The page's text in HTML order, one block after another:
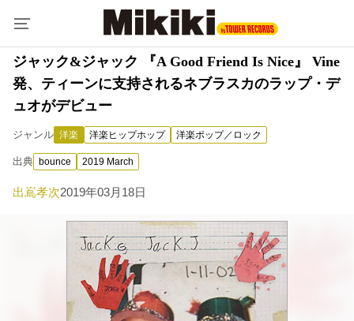
ジャック&ジャック 『A Good Friend Is Nice』 Vine
発、ティーンに支持されるネブラスカのラップ・デ
ュオがデビュー
ジャンル 洋楽 洋楽ヒップホップ 洋楽ポップ／ロック
出典 bounce 2019 March
出嶌孝次2019年03月18日